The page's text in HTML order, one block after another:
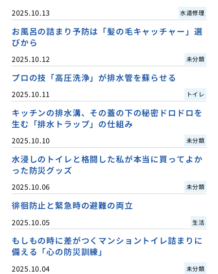
2025.10.13 水道修理
お風呂の詰まり予防は「髪の毛キャッチャー」選
びから
2025.10.12 未分類
プロの技「高圧洗浄」が排水管を蘇らせる
2025.10.11 トイレ
キッチンの排水溝、その蓋の下の秘密ドロドロを
生む「排水トラップ」の仕組み
2025.10.10 未分類
水浸しのトイレと格闘した私が本当に買ってよか
った防災グッズ
2025.10.06 未分類
徘徊防止と緊急時の避難の両立
2025.10.05 生活
もしもの時に差がつくマンショントイレ詰まりに
備える「心の防災訓練」
2025.10.04 未分類